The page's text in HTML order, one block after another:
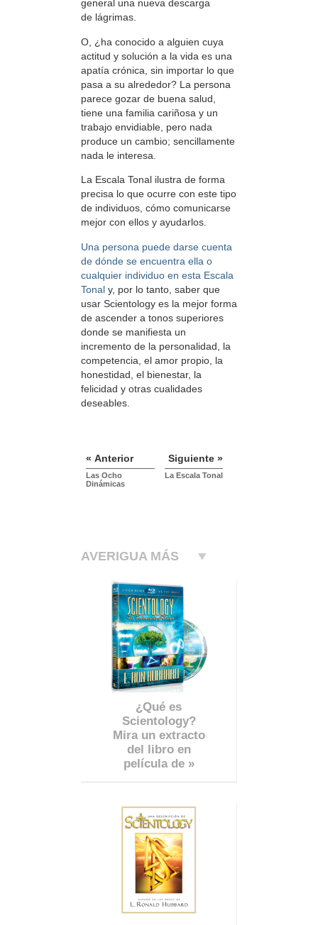
general una nueva descarga
de lágrimas.
O, ¿ha conocido a alguien cuya
actitud y solución a la vida es una
apatía crónica, sin importar lo que
pasa a su alrededor? La persona
parece gozar de buena salud,
tiene una familia cariñosa y un
trabajo envidiable, pero nada
produce un cambio; sencillamente
nada le interesa.
La Escala Tonal ilustra de forma
precisa lo que ocurre con este tipo
de individuos, cómo comunicarse
mejor con ellos y ayudarlos.
Una persona puede darse cuenta
de dónde se encuentra ella o
cualquier individuo en esta Escala
Tonal y, por lo tanto, saber que
usar Scientology es la mejor forma
de ascender a tonos superiores
donde se manifiesta un
incremento de la personalidad, la
competencia, el amor propio, la
honestidad, el bienestar, la
felicidad y otras cualidades
deseables.
« Anterior
Las Ocho
Dinámicas
Siguiente »
La Escala Tonal
AVERIGUA MÁS
¿Qué es
Scientology?
Mira un extracto
del libro en
película de »